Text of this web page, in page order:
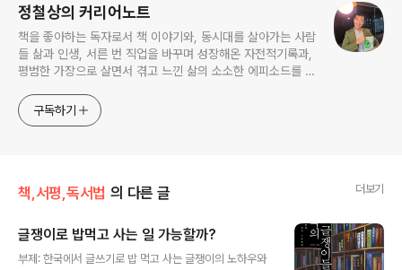
정철상의 커리어노트
책을 좋아하는 독자로서 책 이야기와, 동시대를 살아가는 사람
들 삶과 인생, 서른 번 직업을 바꾸며 성장해온 자전적기록과,
평범한 가장으로 살면서 겪고 느낀 삶의 소소한 에피소드를 전
고픈 커리어코치, 유튜브: 정교수의 인생수업
구독하기
책,서평,독서법 의 다른 글 더보기
글쟁이로 밥먹고 사는 일 가능할까?
부제: 한국에서 글쓰기로 밥 먹고 사는 글쟁이의 노하우와